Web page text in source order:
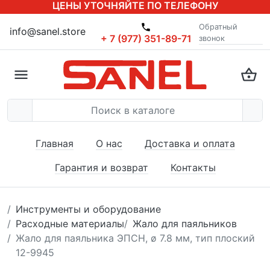
ЦЕНЫ УТОЧНЯЙТЕ ПО ТЕЛЕФОНУ
info@sanel.store
+ 7 (977) 351-89-71
Обратный
звонок
Главная О нас
Доставка и оплата
Гарантия и возврат
Контакты
Инструменты и оборудование
Расходные материалы
Жало для паяльников
Жало для паяльника ЭПСН, ø 7.8 мм, тип плоский
12-9945